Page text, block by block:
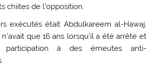
chiites de l’opposition.
exécutés était Abdulkareem al-Hawaj,
que 16 ans lorsqu’il a été arrêté et
participation à des émeutes anti-